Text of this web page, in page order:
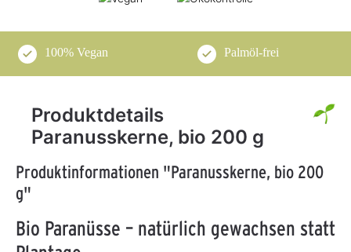
100% Vegan Palmöl-frei
Produktdetails
Paranusskerne, bio 200 g
Produktinformationen "Paranusskerne, bio 200
g"
Bio Paranüsse – natürlich gewachsen statt